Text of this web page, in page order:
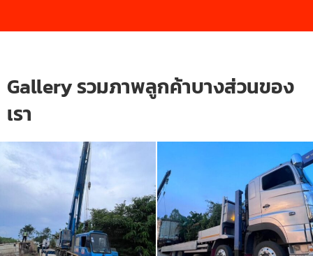
Gallery รวมภาพลูกค้าบางส่วนของ
เรา